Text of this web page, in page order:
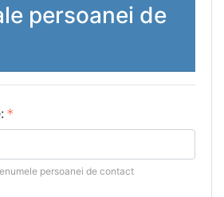
persoanei de
persoanei de contact